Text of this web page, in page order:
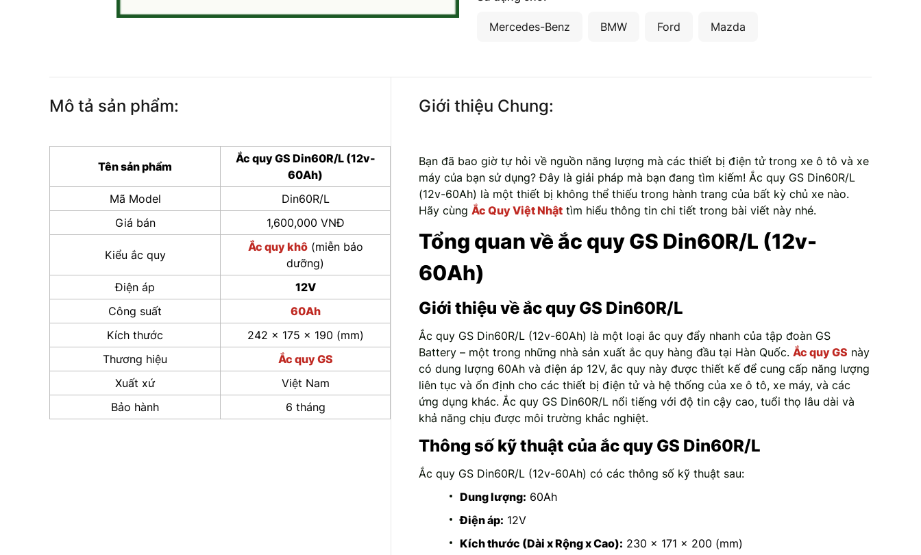
Mercedes-Benz BMW Ford Mazda
Mô tả sản phẩm:
Tên sản phẩm
Ắc quy GS Din60R/L (12v-
60Ah)
Mã Model
Din60R/L
Giá bán
1,600,000 VNĐ
Kiểu ắc quy
Ắc quy khô(miễn bảo
dưỡng)
Điện áp
12V
Công suất
60Ah
Kích thước
242 x 175 x 190 (mm)
Thương hiệu
Ắc quy GS
Xuất xứ
Việt Nam
Bảo hành
6 tháng
Giới thiệu Chung:
Bạn đã bao giờ tự hỏi về nguồn năng lượng mà các thiết bị điện tử trong xe ô tô và xe
máy của bạn sử dụng? Đây là giải pháp mà bạn đang tìm kiếm! Ắc quy GS Din60R/L
(12v-60Ah) là một thiết bị không thể thiếu trong hành trang của bất kỳ chủ xe nào.
Hãy cùngẮc Quy Việt Nhật tìm hiểu thông tin chi tiết trong bài viết này nhé.
Tổng quan về ắc quy GS Din60R/L (12v-
60Ah)
Giới thiệu về ắc quy GS Din60R/L
Ắc quy GS Din60R/L (12v-60Ah) là một loại ắc quy đẩy nhanh của tập đoàn GS
Battery – một trong những nhà sản xuất ắc quy hàng đầu tại Hàn Quốc.Ắc quy GS này
có dung lượng 60Ah và điện áp 12V, ắc quy này được thiết kế để cung cấp năng lượng
liên tục và ổn định cho các thiết bị điện tử và hệ thống của xe ô tô, xe máy, và các
ứng dụng khác. Ắc quy GS Din60R/L nổi tiếng với độ tin cậy cao, tuổi thọ lâu dài và
khả năng chịu được môi trường khắc nghiệt.
Thông số kỹ thuật của ắc quy GS Din60R/L
Ắc quy GS Din60R/L (12v-60Ah) có các thông số kỹ thuật sau:
Dung lượng: 60Ah
Điện áp: 12V
Kích thước (Dài x Rộng x Cao): 230 x 171 x 200 (mm)